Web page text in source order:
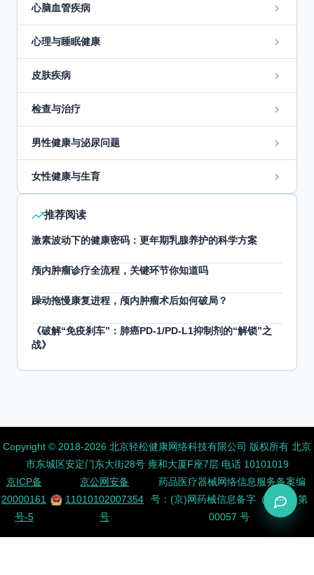
心脑血管疾病
心理与睡眠健康
皮肤疾病
检查与治疗
男性健康与泌尿问题
女性健康与生育
推荐阅读
激素波动下的健康密码：更年期乳腺养护的科学方案
颅内肿瘤诊疗全流程，关键环节你知道吗
躁动拖慢康复进程，颅内肿瘤术后如何破局？
《破解“免疫刹车”：肺癌PD-1/PD-L1抑制剂的“解锁”之
战》
Copyright ©️ 2018-2026 北京轻松健康网络科技有限公司 版权所有 北京
市东城区安定门东大街28号 雍和大厦F座7层 电话 10101019
京ICP备
20000161
号-5
京公网安备
11010102007354
号
药品医疗器械网络信息服务备案编
号：(京)网药械信息备字（2026）第
00057 号